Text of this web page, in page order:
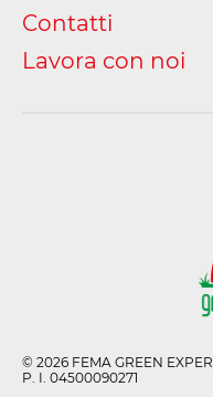
Contatti
Lavora con noi
© 2026 FEMA GREEN
P. I. 04500090271